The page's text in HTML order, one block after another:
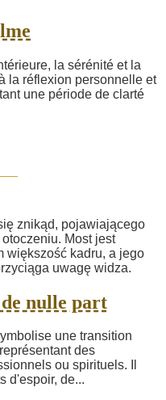
la sérénité et la
la réflexion personnelle et
une période de clarté
nulle part
une transition
des
ou spirituels. Il
d'espoir, de...